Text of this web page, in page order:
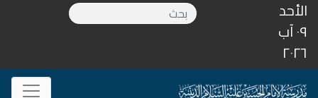
الأحد
٠٩ آب
٢٠٢٦